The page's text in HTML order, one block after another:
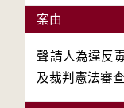
案由
聲請人為違反
及裁判憲法審查